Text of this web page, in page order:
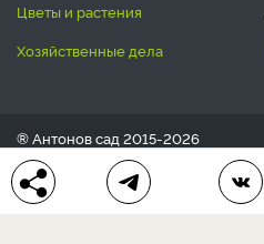
цветы и растения
хозяйственные дела
® Антонов сад 2015-2026
Политика конфиденциальности
Пользовательское соглашение